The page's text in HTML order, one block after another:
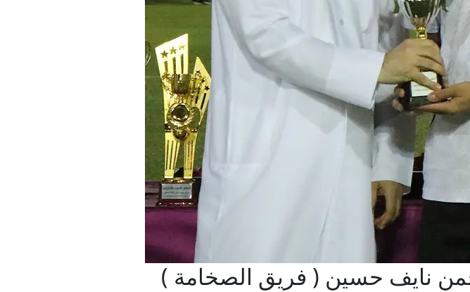
نايف حسين ( فريق الصخامة )